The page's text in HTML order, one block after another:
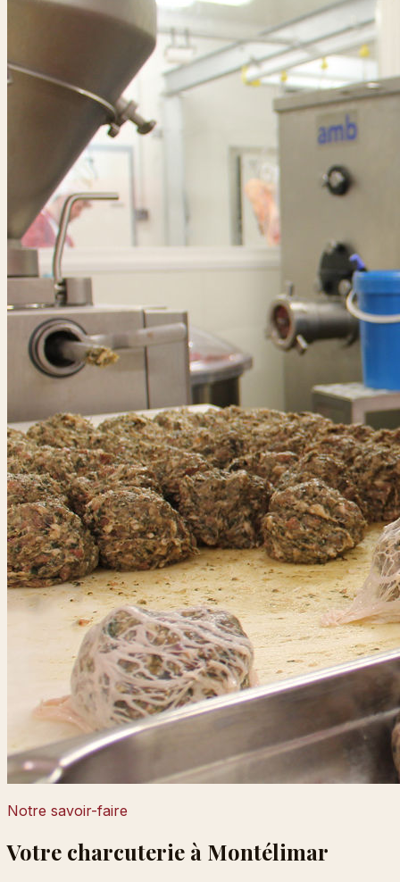
Notre savoir-faire
Votre charcuterie à Montélimar